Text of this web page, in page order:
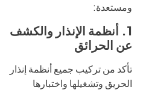
ومستعدة:
1. أنظمة الإنذار والكشف
عن الحرائق
تأكد من تركيب جميع أنظمة إنذار
الحريق وتشغيلها واختبارها